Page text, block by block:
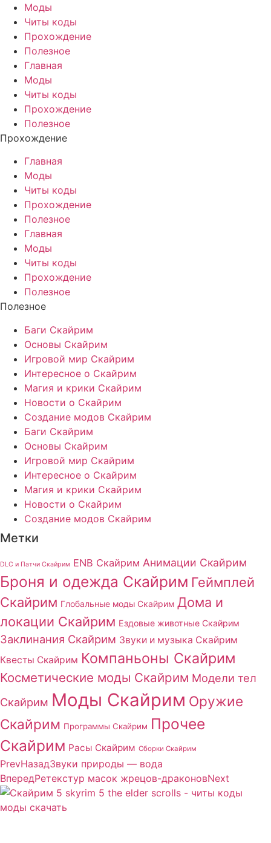
Моды
Читы коды
Прохождение
Полезное
Главная
Моды
Читы коды
Прохождение
Полезное
Прохождение
Главная
Моды
Читы коды
Прохождение
Полезное
Главная
Моды
Читы коды
Прохождение
Полезное
Полезное
Баги Скайрим
Основы Скайрим
Игровой мир Скайрим
Интересное о Скайрим
Магия и крики Скайрим
Новости о Скайрим
Создание модов Скайрим
Баги Скайрим
Основы Скайрим
Игровой мир Скайрим
Интересное о Скайрим
Магия и крики Скайрим
Новости о Скайрим
Создание модов Скайрим
Метки
DLC и Патчи Скайрим ENB Скайрим Анимации Скайрим
Броня и одежда Скайрим Геймплей
Скайрим Глобальные моды Скайрим Дома и
локации Скайрим Ездовые животные Скайрим
Заклинания Скайрим Звуки и музыка Скайрим
Квесты Скайрим Компаньоны Скайрим
Косметические моды Скайрим Модели тел
Скайрим Моды Скайрим Оружие
Скайрим Программы Скайрим Прочее
Скайрим Расы Скайрим Сборки Скайрим
PrevНазадЗвуки природы — вода
ВпередРетекстур масок жрецов-драконовNext